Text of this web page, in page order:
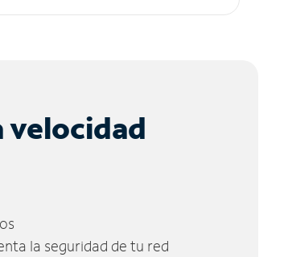
velocidad
la seguridad de tu red